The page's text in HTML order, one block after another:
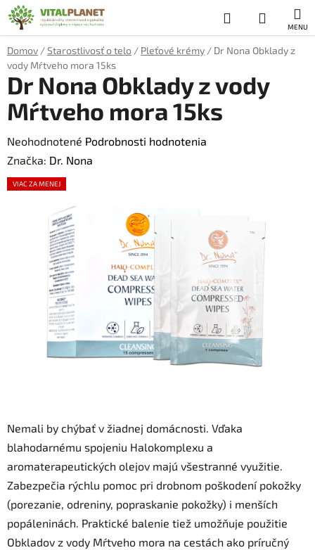
Prejsť
na
obsah
Hľadať
KOŠÍK
Domov /Starostlivosť o telo / Pleťové krémy / Dr Nona Obklady z
vody Mŕtveho mora 15ks
Nemali by chýbať v žiadnej domácnosti. Vďaka
blahodarnému spojeniu Halokomplexu a
aromaterapeutických olejov majú všestranné využitie.
Zabezpečia rýchlu pomoc pri drobnom poškodení pokožky
(porezanie, odreniny, popraskanie pokožky) i menších
popáleninách. Praktické balenie tiež umožňuje použitie
Obkladov z vody Mŕtveho mora na cestách ako príručný
Dr Nona Obklady z vody
Mŕtveho mora 15ks
Priemerné
hodnotenie
produktu
hviezdičiek.
Neohodnotené Podrobnosti hodnotenia
Značka: Dr. Nona
VIAC ZA MENEJ